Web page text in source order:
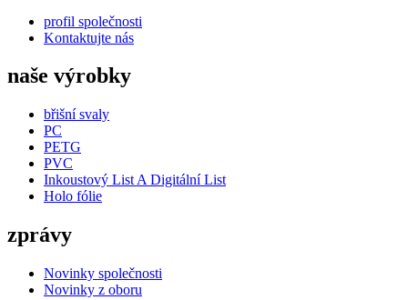
profil společnosti
Kontaktujte nás
naše výrobky
břišní svaly
PC
PETG
PVC
Inkoustový List A Digitální List
Holo fólie
zprávy
Novinky společnosti
Novinky z oboru